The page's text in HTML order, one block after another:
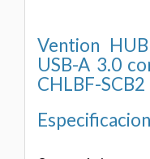
Vention
USB-A 3.0
CHLBF-